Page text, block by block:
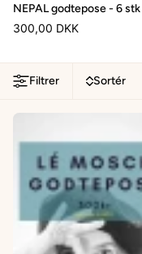
NEPAL godtepose - 6 stk
300,00 DKK
Filtrer Sortér